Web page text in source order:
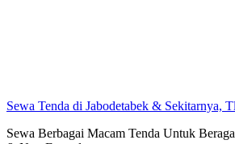
Sewa Tenda di Jabodetabek & Sekitarnya,
Sewa Berbagai Macam Tenda Untuk